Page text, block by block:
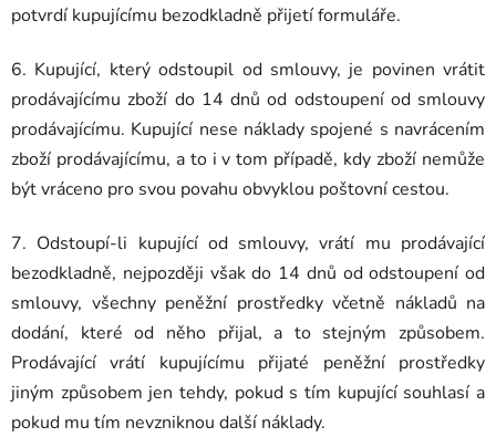
potvrdí kupujícímu bezodkladně přijetí formuláře.
6. Kupující, který odstoupil od smlouvy, je povinen vrátit
prodávajícímu zboží do 14 dnů od odstoupení od smlouvy
prodávajícímu. Kupující nese náklady spojené s navrácením
zboží prodávajícímu, a to i v tom případě, kdy zboží nemůže
být vráceno pro svou povahu obvyklou poštovní cestou.
7. Odstoupí-li kupující od smlouvy, vrátí mu prodávající
bezodkladně, nejpozději však do 14 dnů od odstoupení od
smlouvy, všechny peněžní prostředky včetně nákladů na
dodání, které od něho přijal, a to stejným způsobem.
Prodávající vrátí kupujícímu přijaté peněžní prostředky
jiným způsobem jen tehdy, pokud s tím kupující souhlasí a
pokud mu tím nevzniknou další náklady.